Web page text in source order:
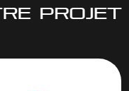
PROJET